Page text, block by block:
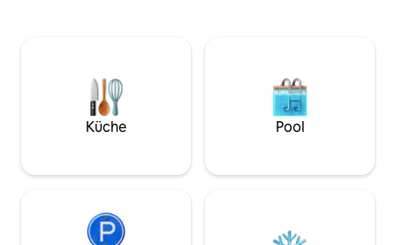
Norwegens größter See, Mjøsa. Der
Knaeus ruht auf einem Bergstock
hinten. Mit seinen 6 Meter hohen
Stahlsäulen auf der Vorderseite tobt die
und Bänken.
Küche Pool